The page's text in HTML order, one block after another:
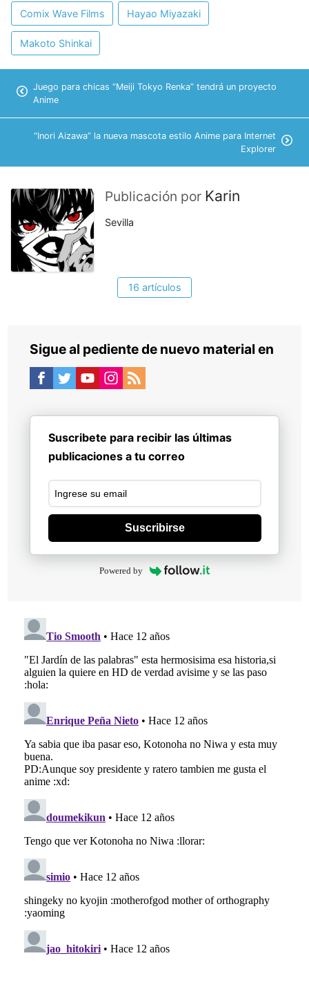
Comix Wave Films Hayao Miyazaki
Makoto Shinkai
Juego para chicas “Meiji Tokyo Renka” tendrá un proyecto
Anime
“Inori Aizawa” la nueva mascota estilo Anime para Internet
Explorer
Publicación por Karin
Sevilla
16 artículos
Sigue al pediente de nuevo material en
Suscribete para recibir las últimas
publicaciones a tu correo
Suscribirse
Powered by